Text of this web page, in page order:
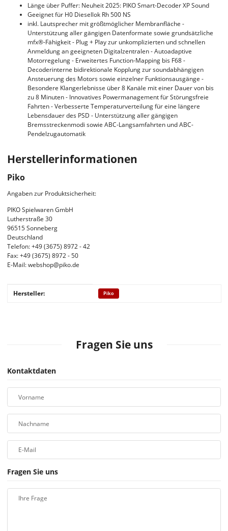
Länge über Puffer: Neuheit 2025: PIKO Smart-Decoder XP Sound
Geeignet für H0 Diesellok Rh 500 NS
inkl. Lautsprecher mit größtmöglicher Membranfläche -
Unterstützung aller gängigen Datenformate sowie grundsätzliche
mfx®-Fähigkeit - Plug + Play zur unkomplizierten und schnellen
Anmeldung an geeigneten Digitalzentralen - Autoadaptive
Motorregelung - Erweitertes Function-Mapping bis F68 -
Decoderinterne bidirektionale Kopplung zur soundabhängigen
Ansteuerung des Motors sowie einzelner Funktionsausgänge -
Besondere Klangerlebnisse über 8 Kanäle mit einer Dauer von bis
zu 8 Minuten - Innovatives Powermanagement für Störungsfreie
Fahrten - Verbesserte Temperaturverteilung für eine längere
Lebensdauer des PSD - Unterstützung aller gängigen
Bremsstreckenmodi sowie ABC-Langsamfahrten und ABC-
Pendelzugautomatik
Herstellerinformationen
Piko
Angaben zur Produktsicherheit:
PIKO Spielwaren GmbH
Lutherstraße 30
96515 Sonneberg
Deutschland
Telefon: +49 (3675) 8972 - 42
Fax: +49 (3675) 8972 - 50
E-Mail: webshop@piko.de
Produkteigenschaft
Wert
Hersteller: Piko
Fragen Sie uns
Kontaktdaten
Vorname
Nachname
E-Mail
Fragen Sie uns
Ihre Frage